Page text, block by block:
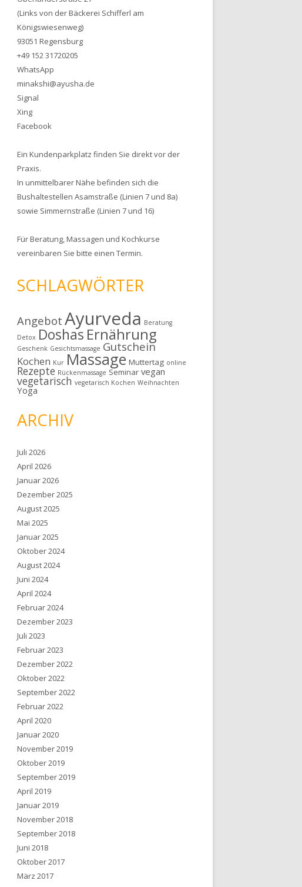
a
c
h
:
(Links von der Bäckerei Schifferl am
Königswiesenweg)
93051 Regensburg
+49 152 31720205
WhatsApp
minakshi@ayusha.de
Signal
Xing
Facebook
Ein Kundenparkplatz finden Sie direkt vor der
Praxis.
In unmittelbarer Nähe befinden sich die
Bushaltestellen Asamstraße (Linien 7 und 8a)
sowie Simmernstraße (Linien 7 und 16)
FürBeratung,Massagen undKochkurse
vereinbaren Sie bitte einen Termin.
SCHLAGWÖRTER
Angebot Ayurveda Beratung
Detox Doshas Ernährung
Geschenk Gesichtsmassage Gutschein
Kochen Kur Massage Muttertag online
Rezepte Rückenmassage Seminar vegan
vegetarisch vegetarisch Kochen Weihnachten
Yoga
ARCHIV
Juli 2026
April 2026
Januar 2026
Dezember 2025
August 2025
Mai 2025
Januar 2025
Oktober 2024
August 2024
Juni 2024
April 2024
Februar 2024
Dezember 2023
Juli 2023
Februar 2023
Dezember 2022
Oktober 2022
September 2022
Februar 2022
April 2020
Januar 2020
November 2019
Oktober 2019
September 2019
April 2019
Januar 2019
November 2018
September 2018
Juni 2018
Oktober 2017
März 2017